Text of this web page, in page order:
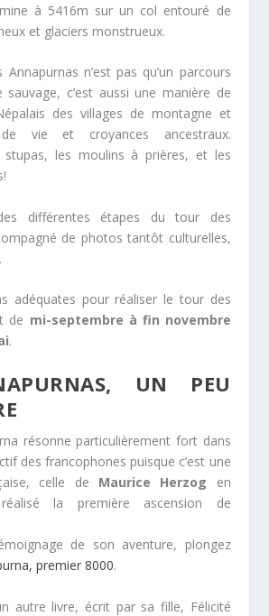
à 5416m sur un col entouré de
et glaciers monstrueux.
n’est pas qu’un parcours
sauvage, c’est aussi une manière de
des villages de montagne et
vie et croyances ancestraux.
stupas, les moulins à prières, et les
différentes étapes du tour des
de photos tantôt culturelles,
adéquates pour réaliser le tour des
de mi-septembre à fin novembre
.
UN PEU
résonne particulièrement fort dans
des francophones puisque c’est une
celle de Maurice Herzog en
la première ascension de
de son aventure, plongez
premier 8000.
autre livre, écrit par sa fille, Félicité